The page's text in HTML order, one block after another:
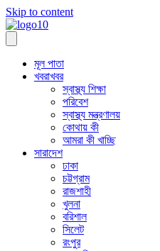
Skip to content
মূল পাতা
খবরাখবর
স্বাস্থ্য শিক্ষা
পরিবেশ
স্বাস্থ্য মন্ত্রণালয়
কোথায় কী
আমরা কী খাচ্ছি
সারাদেশ
ঢাকা
চট্টগ্রাম
রাজশাহী
খুলনা
বরিশাল
সিলেট
রংপুর